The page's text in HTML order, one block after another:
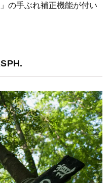
の手ぶれ補正機能が付い